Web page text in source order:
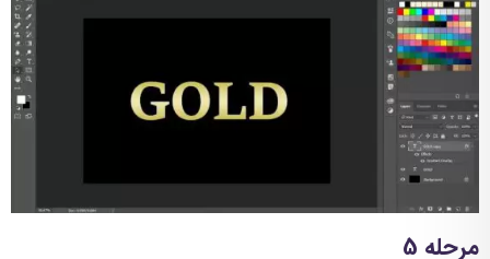
مرحله 5